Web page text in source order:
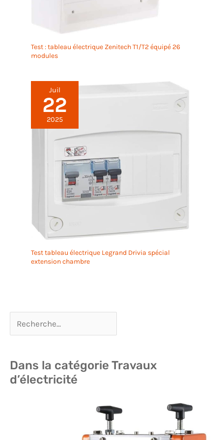
Test : tableau électrique Zenitech T1/T2 équipé 26
modules
Juil
22
2025
Test tableau électrique Legrand Drivia spécial
extension chambre
Dans la catégorie Travaux
d’électricité